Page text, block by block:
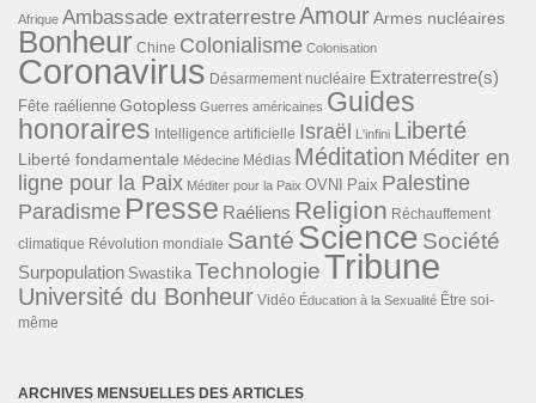
Afrique Ambassade extraterrestreAmourArmes nucléaires
Bonheur Chine Colonialisme Colonisation
Coronavirus Désarmement nucléaire Extraterrestre(s)
Fête raélienne Gotopless Guerres américaines Guides
honoraires Intelligence artificielle Israël L'infini Liberté
Liberté fondamentale Médecine Médias Méditation Méditer en
ligne pour la Paix Méditer pour la Paix OVNI Paix Palestine
Paradisme Presse Raéliens Religion Réchauffement
climatique Révolution mondiale Santé Science Société
Surpopulation Swastika TechnologieTribune
Université du Bonheur Vidéo Éducation à la Sexualité Être soi-
même
ARCHIVES MENSUELLES DES ARTICLES